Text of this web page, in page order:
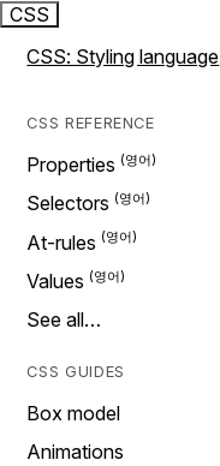
CSS
CSS: Styling language
CSS REFERENCE
Properties
Selectors
At-rules
Values
See all…
CSS GUIDES
Box model
Animations